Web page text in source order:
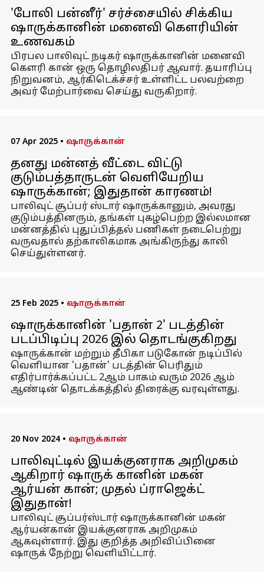
'போலி பன்னீர்' சர்ச்சையில் சிக்கிய
ஷாருக்கானின் மனைவி கௌரியின்
உணவகம்
பிரபல பாலிவுட் நடிகர் ஷாருக்கானின் மனைவி
கௌரி கான் ஒரு தொழிலதிபர் ஆவார். தயாரிப்பு
நிறுவனம், ஆர்கிடெக்ச்சர் உள்ளிட்ட பலவற்றை
அவர் மேற்பார்வை செய்து வருகிறார்.
07 Apr 2025 • ஷாருக்கான்
தனது மன்னத் வீட்டை விட்டு
குடும்பத்தாருடன் வெளியேறிய
ஷாருக்கான்; இதுதான் காரணம்!
பாலிவுட் சூப்பர் ஸ்டார் ஷாருக்கானும், அவரது
குடும்பத்தினரும், தங்கள் புகழ்பெற்ற இல்லமான
மன்னத்தில் புதுப்பித்தல் பணிகள் நடைபெற்று
வருவதால் தற்காலிகமாக அங்கிருந்து காலி
செய்துள்ளனர்.
25 Feb 2025 • ஷாருக்கான்
ஷாருக்கானின் 'பதான் 2' படத்தின்
படப்பிடிப்பு 2026 இல் தொடங்குகிறது
ஷாருக்கான் மற்றும் தீபிகா படுகோன் நடிப்பில்
வெளியான 'பதான்' படத்தின் பெரிதும்
எதிர்பார்க்கப்பட்ட 2ஆம் பாகம் வரும் 2026 ஆம்
ஆண்டின் தொடக்கத்தில் திரைக்கு வரவுள்ளது.
20 Nov 2024 • ஷாருக்கான்
பாலிவுட்டில் இயக்குனராக அறிமுகம்
ஆகிறார் ஷாருக் கானின் மகன்
ஆர்யன் கான்; முதல் ப்ராஜெக்ட்
இதுதான்!
பாலிவுட் சூப்பர்ஸ்டார் ஷாருக்கானின் மகன்
ஆர்யன்கான் இயக்குனராக அறிமுகம்
ஆகவுள்ளார். இது குறித்த அறிவிப்பினை
ஷாருக் நேற்று வெளியிட்டார்.